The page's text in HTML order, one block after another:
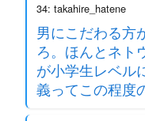
34: takahire_hatene
男にこだわる方
ろ。ほんとネト
が小学生レベル
義ってこの程度